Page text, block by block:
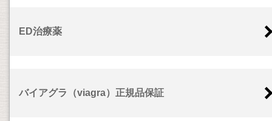
ED治療薬
バイアグラ（viagra）正規品保証